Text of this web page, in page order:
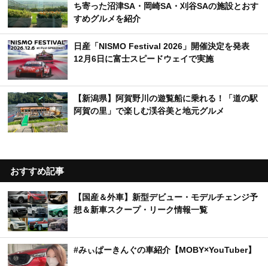
ち寄った沼津SA・岡崎SA・刈谷SAの施設とおす
すめグルメを紹介
日産「NISMO Festival 2026」開催決定を発表
12月6日に富士スピードウェイで実施
【新潟県】阿賀野川の遊覧船に乗れる！「道の駅
阿賀の里」で楽しむ渓谷美と地元グルメ
おすすめ記事
【国産＆外車】新型デビュー・モデルチェンジ予
想＆新車スクープ・リーク情報一覧
#みぃぱーきんぐの車紹介【MOBY×YouTuber】